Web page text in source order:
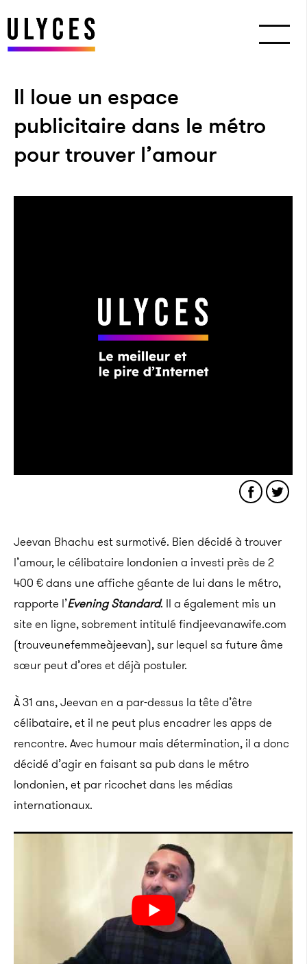
Il loue un espace
publicitaire dans le métro
pour trouver l’amour
Jeevan Bhachu est surmotivé. Bien décidé à trouver
l’amour, le célibataire londonien a investi près de 2
400 € dans une affiche géante de lui dans le métro,
rapporte l’Evening Standard. Il a également mis un
site en ligne, sobrement intitulé findjeevanawife.com
(trouveunefemmeàjeevan), sur lequel sa future âme
sœur peut d’ores et déjà postuler.
À 31 ans, Jeevan en a par-dessus la tête d’être
célibataire, et il ne peut plus encadrer les apps de
rencontre. Avec humour mais détermination, il a donc
décidé d’agir en faisant sa pub dans le métro
londonien, et par ricochet dans les médias
internationaux.